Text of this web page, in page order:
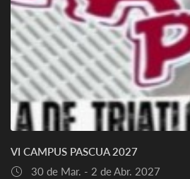
VI CAMPUS PASCUA 2027
30 de Mar. - 2 de Abr. 2027